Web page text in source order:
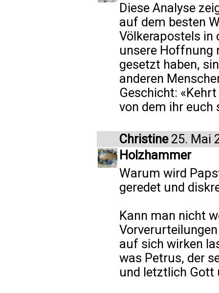
Diese Analyse
auf dem besten
Völkerapostels in
unsere Hoffnung
gesetzt haben,
anderen
Geschicht:
von dem ihr euch
Christine25. Mai
Holzhammer
Warum wird
geredet und
Kann man nicht
auf sich wirken
was Petrus, der
und letztlich Gott